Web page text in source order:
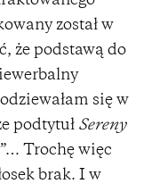
został w
że podstawą do
się w
podtytuł Sereny
Trochę więc
brak. I w